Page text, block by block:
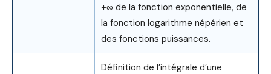
+∞ de la fonction exponentielle, de
la fonction logarithme népérien et
des fonctions puissances.
Définition de l’intégrale d’une